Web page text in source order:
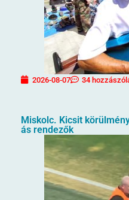
2026-08-07 34
Miskolc. Kicsit
ás rendezők